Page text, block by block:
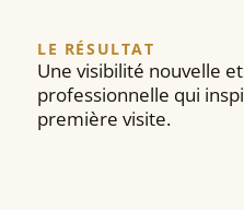
LE RÉSULTAT
Une visibilité nouvelle
professionnelle qui
première visite.